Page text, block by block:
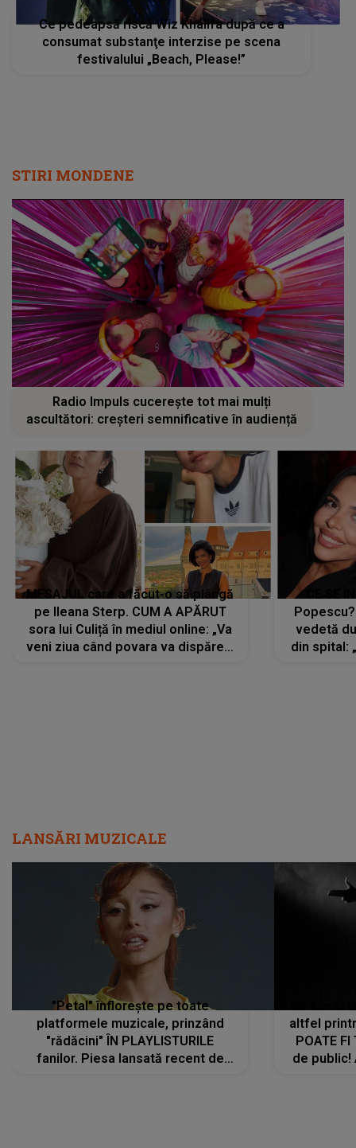
Ce pedeapsă riscă Wiz Khalifa după ce a
consumat substanţe interzise pe scena
festivalului „Beach, Please!”
STIRI MONDENE
Radio Impuls cucerește tot mai mulți
ascultători: creșteri semnificative în audiență
MESAJUL care a făcut-o să plângă
pe Ileana Sterp. CUM A APĂRUT
sora lui Culiță în mediul online: „Va
veni ziua când povara va dispărea,
vedetă
din spital:
LANSĂRI MUZICALE
"Petal" înflorește pe toate
platformele muzicale, prinzând
"rădăcini" ÎN PLAYLISTURILE
fanilor. Piesa lansată recent de
altfel
POATE FI
de public!